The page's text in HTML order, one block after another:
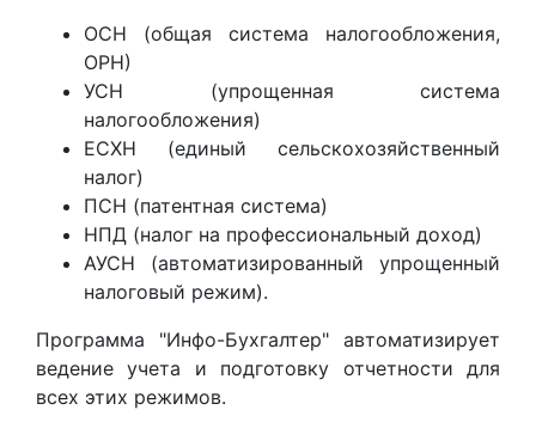
ОСН (общая система налогообложения,
ОРН)
УСН (упрощенная система
налогообложения)
ЕСХН (единый сельскохозяйственный
налог)
ПСН (патентная система)
НПД (налог на профессиональный доход)
АУСН (автоматизированный упрощенный
налоговый режим).
Программа "Инфо-Бухгалтер" автоматизирует
ведение учета и подготовку отчетности для
всех этих режимов.